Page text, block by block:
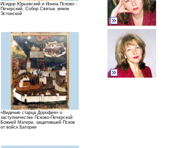
Исидор Юрьевский и Ионна Псково -
Печерский. Собор Святых земли
Эстонской
«Видение старца Дорофея» о
заступничестве Псково-Печерской
Божией Матери, защитившей Псков
от войск Батории